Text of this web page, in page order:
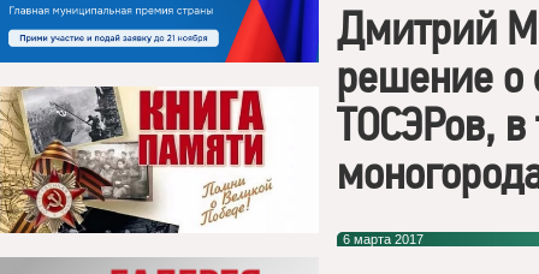
Дмитрий
решение о
ТОСЭРов, в
6 марта 2017